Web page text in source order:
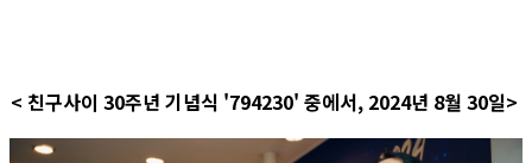
< 친구사이 30주년 기념식 '794230' 중에서, 2024년 8월 30일>